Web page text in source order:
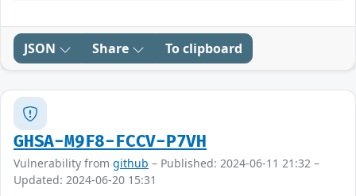
JSON Share To clipboard
GHSA-M9F8-FCCV-P7VH
Vulnerability from github – Published: 2024-06-11 21:32 –
Updated: 2024-06-20 15:31